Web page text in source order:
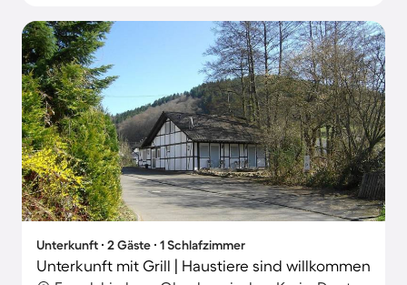
Unterkunft ∙ 2 Gäste ∙ 1 Schlafzimmer
Unterkunft mit Grill | Haustiere sind willkommen